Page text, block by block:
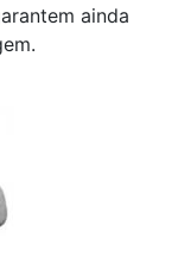
ainda